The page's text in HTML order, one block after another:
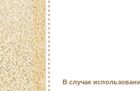
В случае